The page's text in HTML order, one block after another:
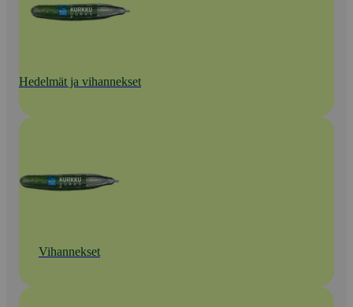
Hedelmät ja vihannekset
Vihannekset